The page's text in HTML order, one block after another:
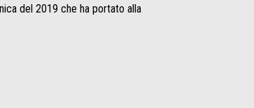
del 2019 che ha portato alla